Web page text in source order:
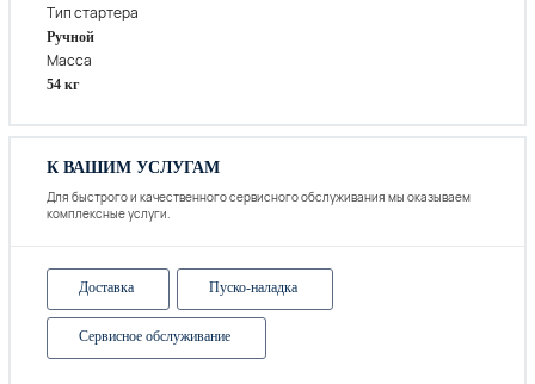
Тип стартера
Ручной
Масса
54 кг
К ВАШИМ УСЛУГАМ
Для быстрого и качественного сервисного обслуживания мы оказываем
комплексные услуги.
Доставка Пуско-наладка
Сервисное обслуживание